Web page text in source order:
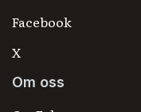
Facebook
X
Om oss